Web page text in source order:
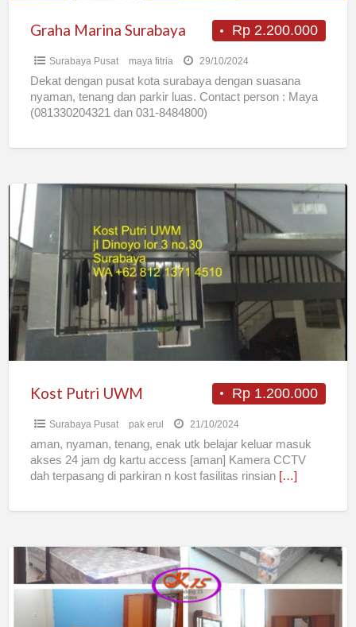
Rp 2.200.000
Graha Marina Surabaya
Surabaya Pusat maya fitria 29/10/2024
Dekat dengan pusat kota surabaya dengan suasana
nyaman, tenang dan parkir luas. Contact person : Maya
(081330204321 dan 031-8484800)
Kost
Putri
UWM
Rp 1.200.000
Kost Putri UWM
Surabaya Pusat pak erul 21/10/2024
aman, nyaman, tenang, enak utk belajar keluar masuk
akses 24 jam dg kartu access [aman] Kamera CCTV
dah terpasang di parkiran n kost fasilitas rinsian […]
Kos
Eksekutif
Kota